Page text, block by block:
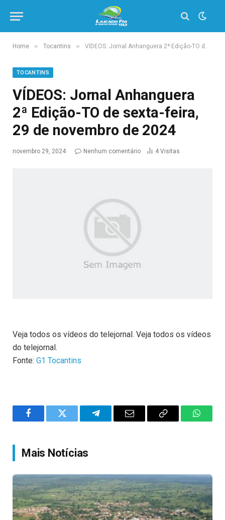
Home » Tocantins » VÍDEOS: Jornal Anhanguera 2ª Edição-TO de sexta-feira, 29 de novembro de 2024
TOCANTINS
VÍDEOS: Jornal Anhanguera
2ª Edição-TO de sexta-feira,
29 de novembro de 2024
novembro 29, 2024 Nenhum comentário 4 Visitas
Veja todos os vídeos do telejornal. Veja todos os vídeos
do telejornal.
Fonte: G1 Tocantins
FacebookTwitter TelegramEmail
Copy
Mais Notícias